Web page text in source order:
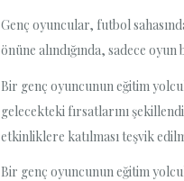
Genç oyuncular, futbol
önüne alındığında, sadece
Bir genç oyuncunun eğitim
gelecekteki fırsatlarını
etkinliklere katılması teşvik
Bir genç oyuncunun eğitim